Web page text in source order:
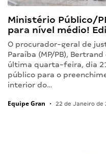
Ministério Público/
para nível médio!
O procurador-geral de
Paraíba (MP/PB),
última quarta-feira, dia
público para o
interior do…
Equipe Gran • 22 de Janeiro de